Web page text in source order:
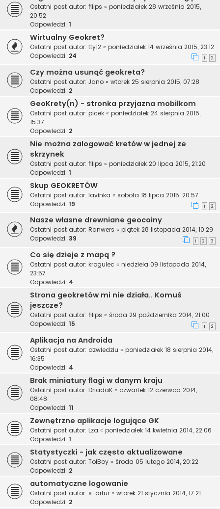
Ostatni post autor: filips « poniedziałek 28 września 2015,
20:52
Odpowiedzi: 1
Wirtualny Geokret?
Ostatni post autor: tty12 « poniedziałek 14 września 2015, 23:12
Odpowiedzi: 24 1 2
Czy można usunąć geokreta?
Ostatni post autor: Jano « wtorek 25 sierpnia 2015, 07:28
Odpowiedzi: 2
GeoKrety(n) - stronka przyjazna mobilkom
Ostatni post autor: picek « poniedziałek 24 sierpnia 2015,
15:37
Odpowiedzi: 2
Nie można zalogować kretów w jednej ze
skrzynek
Ostatni post autor: filips « poniedziałek 20 lipca 2015, 21:20
Odpowiedzi: 1
Skup GEOKRETÓW
Ostatni post autor: lavinka « sobota 18 lipca 2015, 20:57
Odpowiedzi: 19 1 2
Nasze własne drewniane geocoiny
Ostatni post autor: Ranwers « piątek 28 listopada 2014, 10:29
Odpowiedzi: 39 1 2 3
Co się dzieje z mapą ?
Ostatni post autor: krogulec « niedziela 09 listopada 2014,
23:57
Odpowiedzi: 4
Strona geokretów mi nie działa.. Komuś
jeszcze?
Ostatni post autor: filips « środa 29 października 2014, 21:00
Odpowiedzi: 15 1 2
Aplikacja na Androida
Ostatni post autor: dzwiedziu « poniedziałek 18 sierpnia 2014,
16:35
Odpowiedzi: 4
Brak miniatury flagi w danym kraju
Ostatni post autor: DriadaK « czwartek 12 czerwca 2014,
08:48
Odpowiedzi: 11
Zewnętrzne aplikacje logujące GK
Ostatni post autor: Lza « poniedziałek 14 kwietnia 2014, 22:06
Odpowiedzi: 1
Statystyczki - jak często aktualizowane
Ostatni post autor: TolBoy « środa 05 lutego 2014, 20:22
Odpowiedzi: 2
automatyczne logowanie
Ostatni post autor: s-artur « wtorek 21 stycznia 2014, 17:21
Odpowiedzi: 2